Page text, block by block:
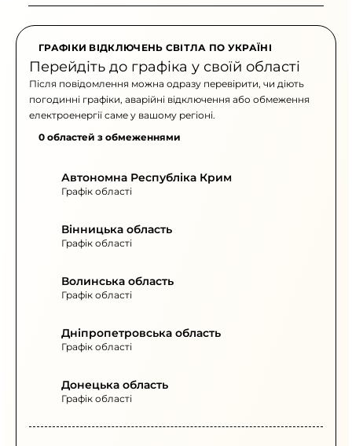
ГРАФІКИ ВІДКЛЮЧЕНЬ СВІТЛА ПО УКРАЇНІ
Перейдіть до графіка у своїй області
Після повідомлення можна одразу перевірити, чи діють
погодинні графіки, аварійні відключення або обмеження
електроенергії саме у вашому регіоні.
0 областей з обмеженнями
Автономна Республіка Крим
Графік області
Вінницька область
Графік області
Волинська область
Графік області
Дніпропетровська область
Графік області
Донецька область
Графік області